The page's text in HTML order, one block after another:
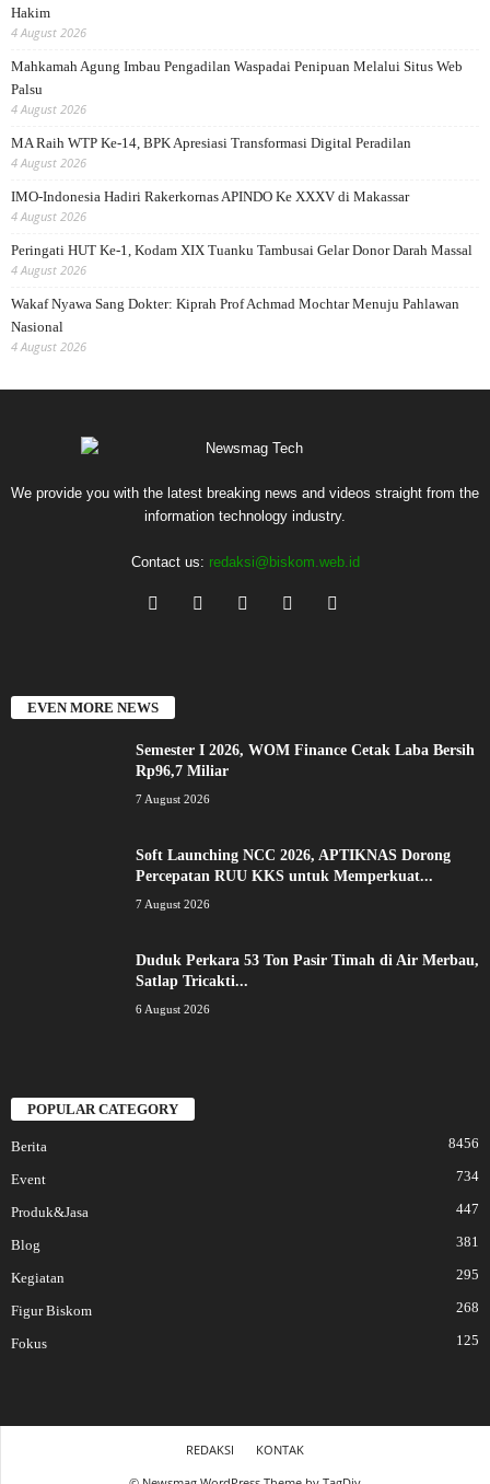
Hakim
4 August 2026
Mahkamah Agung Imbau Pengadilan Waspadai Penipuan Melalui Situs Web
Palsu
4 August 2026
MA Raih WTP Ke-14, BPK Apresiasi Transformasi Digital Peradilan
4 August 2026
IMO-Indonesia Hadiri Rakerkornas APINDO Ke XXXV di Makassar
4 August 2026
Peringati HUT Ke-1, Kodam XIX Tuanku Tambusai Gelar Donor Darah Massal
4 August 2026
Wakaf Nyawa Sang Dokter: Kiprah Prof Achmad Mochtar Menuju Pahlawan
Nasional
4 August 2026
We provide you with the latest breaking news and videos straight from the
information technology industry.
Contact us: redaksi@biskom.web.id
EVEN MORE NEWS
Semester I 2026, WOM Finance Cetak Laba Bersih
Rp96,7 Miliar
7 August 2026
Soft Launching NCC 2026, APTIKNAS Dorong
Percepatan RUU KKS untuk Memperkuat...
7 August 2026
Duduk Perkara 53 Ton Pasir Timah di Air Merbau,
Satlap Tricakti...
6 August 2026
POPULAR CATEGORY
Berita 8456
Event 734
Produk&Jasa 447
Blog 381
Kegiatan 295
Figur Biskom 268
Fokus 125
REDAKSI
KONTAK